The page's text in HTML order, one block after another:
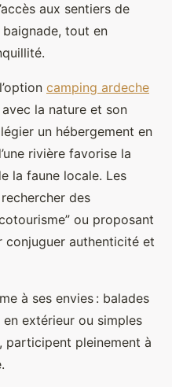
aux sentiers de
tout en
camping ardeche
la nature et son
un hébergement en
rivière favorise la
la faune locale. Les
des
ou proposant
conjuguer authenticité et
à ses envies : balades
extérieur ou simples
participent pleinement à